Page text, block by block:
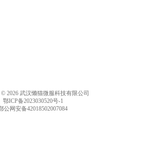
© 2026 武汉懒猫微服科技有限公司
鄂ICP备2023030520号-1
公网安备42018502007084